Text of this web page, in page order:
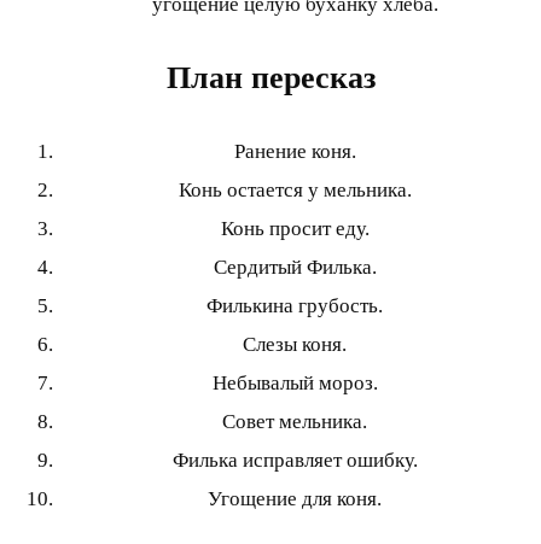
План пересказ
Ранение коня.
Конь остается у мельника.
Конь просит еду.
Сердитый Филька.
Филькина грубость.
Слезы коня.
Небывалый мороз.
Совет мельника.
Филька исправляет ошибку.
Угощение для коня.